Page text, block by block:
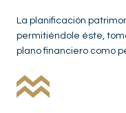
La planificación
permitiéndole éste,
plano financiero como